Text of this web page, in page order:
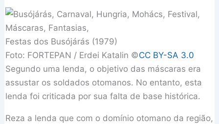
Festas dos Busójárás (1979)
Foto: FORTEPAN / Erdei Katalin ©CC BY-SA 3.0
Segundo uma lenda, o objetivo das máscaras era
assustar os soldados otomanos. No entanto, esta
lenda foi criticada por sua falta de base histórica.
Reza a lenda que com o domínio otomano da região,